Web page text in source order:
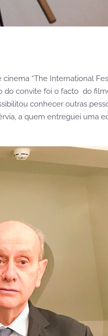
“The International
do convite foi o facto do
conhecer outras
a quem entreguei uma